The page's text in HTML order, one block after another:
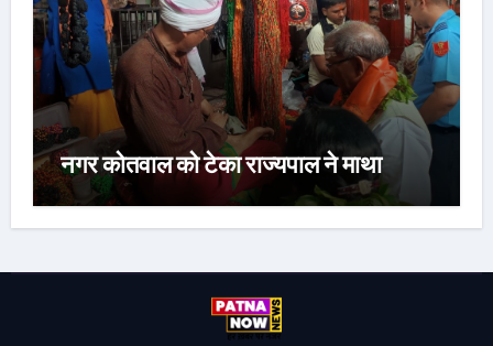
नगर कोतवाल को टेका राज्यपाल ने माथा